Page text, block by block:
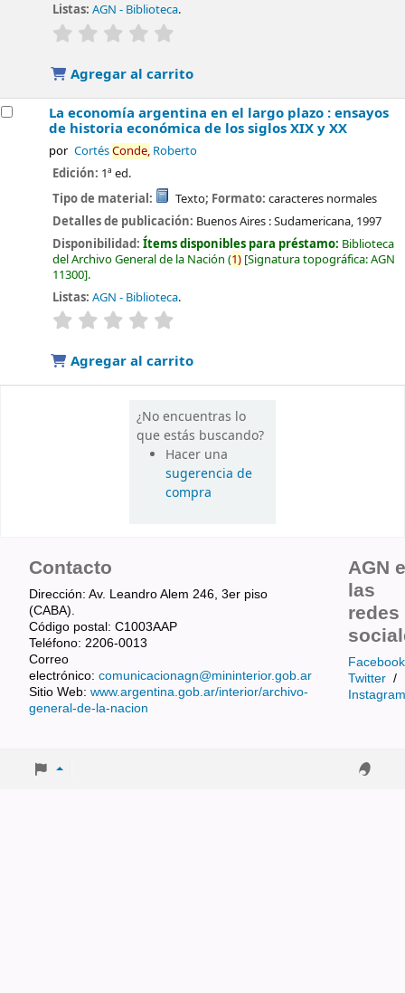
Listas: AGN - Biblioteca.
valoración
Agregar al carrito
La economía argentina en el largo plazo : ensayos
de historia económica de los siglos XIX y XX
por CortésConde,Roberto
Edición: 1ª ed.
Tipo de material:
Texto; Formato: caracteres normales
Detalles de publicación: Buenos Aires :Sudamericana, 1997
Disponibilidad:Ítems disponibles para préstamo: Biblioteca
del Archivo General de la Nación (1) Signatura topográfica:AGN
11300 .
Listas: AGN - Biblioteca.
valoración
Agregar al carrito
¿No encuentras lo
que estás buscando?
Hacer una
sugerencia de
compra
Contacto
Dirección: Av. Leandro Alem 246, 3er piso
(CABA).
Código postal: C1003AAP
Teléfono: 2206-0013
Correo
electrónico: comunicacionagn@mininterior.gob.ar
Sitio Web: www.argentina.gob.ar/interior/archivo-
general-de-la-nacion
AGN
las
redes
Facebook
Twitter /
Instagram